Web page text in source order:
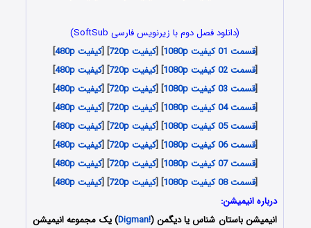
(دانلود فصل دوم با زیرنویس فارسی SoftSub)
[قسمت 01 کیفیت 1080p ] [کیفیت 720p ] [کیفیت 480p
]
[قسمت 02 کیفیت 1080p ] [کیفیت 720p ] [کیفیت 480p
]
[قسمت 03 کیفیت 1080p ] [کیفیت 720p ] [کیفیت 480p
]
[قسمت 04 کیفیت 1080p ] [کیفیت 720p ] [کیفیت 480p
]
[قسمت 05 کیفیت 1080p ] [کیفیت 720p ] [کیفیت 480p
]
[قسمت 06 کیفیت 1080p ] [کیفیت 720p ] [کیفیت 480p
]
[قسمت 07 کیفیت 1080p ] [کیفیت 720p ] [کیفیت 480p
]
[قسمت 08 کیفیت 1080p ] [کیفیت 720p ] [کیفیت 480p
]
درباره انیمیشن:
انیمیشن باستان شناس یادیگمن(
!Digman
) یک مجموعه انیمیشن